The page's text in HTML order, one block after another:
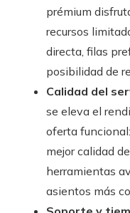
prémium
recursos
directa, filas
posibilidad de
Calidad del
se eleva el
oferta
mejor calidad
herramientas
asientos más